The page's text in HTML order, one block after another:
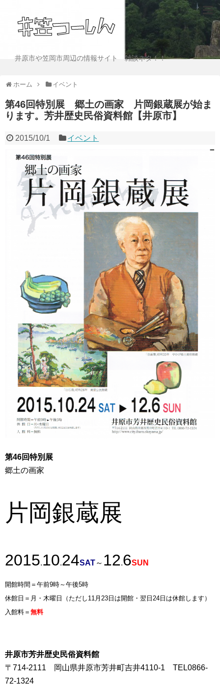
井原市や笠岡市周辺の情報サイト 雑談ネタ！！
ホーム イベント
第46回特別展 郷土の画家 片岡銀蔵展が始ま
ります。芳井歴史民俗資料館【井原市】
2015/10/1 イベント
第46回特別展
郷土の画家
片岡銀蔵展
2015.10.24SAT～ 12.6SUN
開館時間＝午前9時～午後5時
休館日＝月・木曜日（ただし11月23日は開館・翌日24日は休館します）
入館料＝ 無料
井原市芳井歴史民俗資料館
〒714-2111 岡山県井原市芳井町吉井4110-1 TEL0866-
72-1324